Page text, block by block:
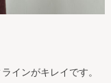
インがキレイです。